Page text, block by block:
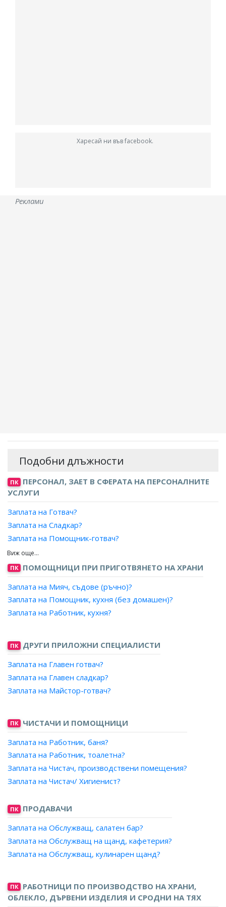
Харесай ни във facebook.
Реклами
Подобни длъжности
ПК ПЕРСОНАЛ, ЗАЕТ В СФЕРАТА НА ПЕРСОНАЛНИТЕ
УСЛУГИ
Заплата на Готвач?
Заплата на Сладкар?
Заплата на Помощник-готвач?
Заплата на Помощник-сладкар?
Заплата на Карвинг-декоратор?
ПК ПОМОЩНИЦИ ПРИ ПРИГОТВЯНЕТО НА ХРАНИ
Заплата на Мияч, съдове (ръчно)?
Заплата на Помощник, кухня (без домашен)?
Заплата на Работник, кухня?
ПК ДРУГИ ПРИЛОЖНИ СПЕЦИАЛИСТИ
Заплата на Главен готвач?
Заплата на Главен сладкар?
Заплата на Майстор-готвач?
ПК ЧИСТАЧИ И ПОМОЩНИЦИ
Заплата на Работник, баня?
Заплата на Работник, тоалетна?
Заплата на Чистач, производствени помещения?
Заплата на Чистач/ Хигиенист?
ПК ПРОДАВАЧИ
Заплата на Обслужващ, салатен бар?
Заплата на Обслужващ на щанд, кафетерия?
Заплата на Обслужващ, кулинарен щанд?
ПК РАБОТНИЦИ ПО ПРОИЗВОДСТВО НА ХРАНИ,
ОБЛЕКЛО, ДЪРВЕНИ ИЗДЕЛИЯ И СРОДНИ НА ТЯХ